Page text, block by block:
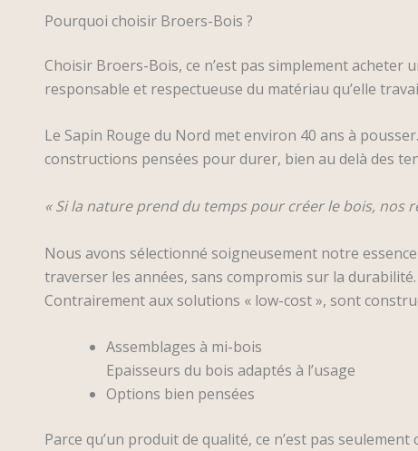
Pourquoi choisir Broers-Bois ?
Choisir Broers-Bois, ce n’est pas simplement acheter
responsable et respectueuse du matériau qu’elle
Le Sapin Rouge du Nord met environ 40 ans à
constructions pensées pour durer, bien au delà des
« Si la nature prend du temps pour créer le bois,
Nous avons sélectionné soigneusement notre
traverser les années, sans compromis sur la durabilité.
Contrairement aux solutions « low-cost », sont
Assemblages à mi-bois
Epaisseurs du bois adaptés à l’usage
Options bien pensées
Parce qu’un produit de qualité, ce n’est pas